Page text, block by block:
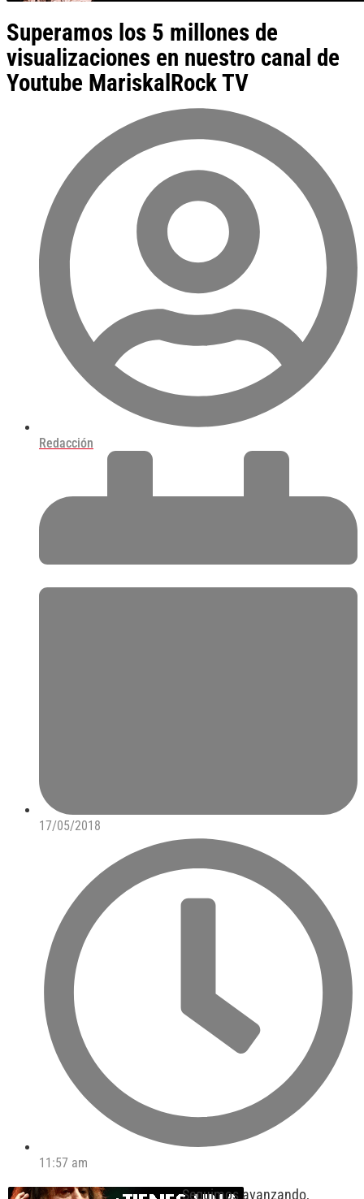
Superamos los 5 millones de
visualizaciones en nuestro canal de
Youtube MariskalRock TV
Redacción
17/05/2018
11:57 am
Seguimos avanzando,